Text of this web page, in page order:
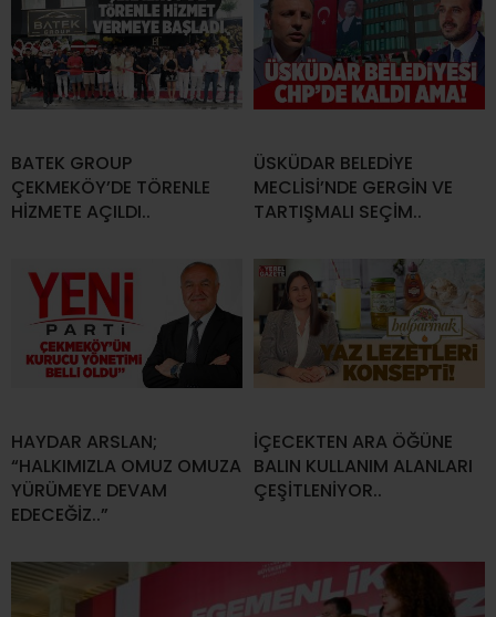
BATEK GROUP
ÇEKMEKÖY’DE TÖRENLE
HİZMETE AÇILDI..
ÜSKÜDAR BELEDİYE
MECLİSİ’NDE GERGİN VE
TARTIŞMALI SEÇİM..
HAYDAR ARSLAN;
“HALKIMIZLA OMUZ OMUZA
YÜRÜMEYE DEVAM
EDECEĞİZ..”
İÇECEKTEN ARA ÖĞÜNE
BALIN KULLANIM ALANLARI
ÇEŞİTLENİYOR..